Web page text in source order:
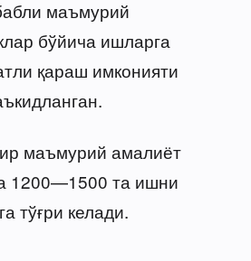
маъмурий
бўйича ишларга
қараш имконияти
маъмурий амалиёт
1200—1500 та ишни
тўғри келади.